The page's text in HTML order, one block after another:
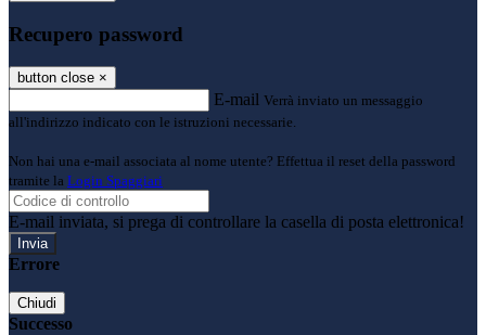
Recupero password
button close ×
E-mail Verrà inviato un messaggio
all'indirizzo indicato con le istruzioni necessarie.
Non hai una e-mail associata al nome utente? Effettua il reset della password
tramite la Login Spaggiari
E-mail inviata, si prega di controllare la casella di posta elettronica!
Errore
Chiudi
Successo